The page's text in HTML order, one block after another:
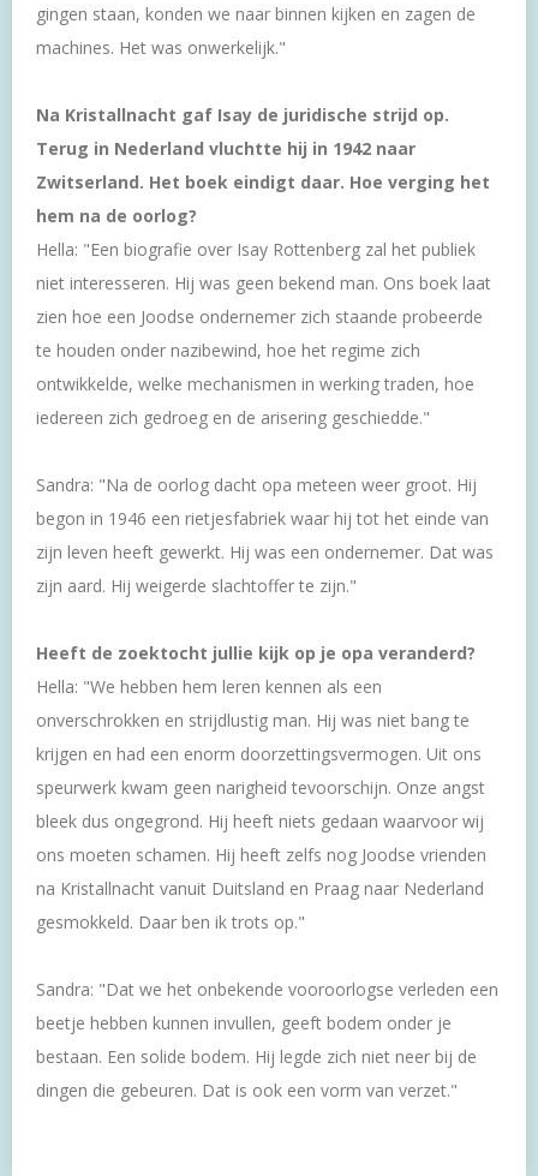
gingen staan, konden we naar binnen kijken en zagen de
machines. Het was onwerkelijk."
Na Kristallnacht gaf Isay de juridische strijd op.
Terug in Nederland vluchtte hij in 1942 naar
Zwitserland. Het boek eindigt daar. Hoe verging het
hem na de oorlog?
Hella: "Een biografie over Isay Rottenberg zal het publiek
niet interesseren. Hij was geen bekend man. Ons boek laat
zien hoe een Joodse ondernemer zich staande probeerde
te houden onder nazibewind, hoe het regime zich
ontwikkelde, welke mechanismen in werking traden, hoe
iedereen zich gedroeg en de arisering geschiedde."
Sandra: "Na de oorlog dacht opa meteen weer groot. Hij
begon in 1946 een rietjesfabriek waar hij tot het einde van
zijn leven heeft gewerkt. Hij was een ondernemer. Dat was
zijn aard. Hij weigerde slachtoffer te zijn."
Heeft de zoektocht jullie kijk op je opa veranderd?
Hella: "We hebben hem leren kennen als een
onverschrokken en strijdlustig man. Hij was niet bang te
krijgen en had een enorm doorzettingsvermogen. Uit ons
speurwerk kwam geen narigheid tevoorschijn. Onze angst
bleek dus ongegrond. Hij heeft niets gedaan waarvoor wij
ons moeten schamen. Hij heeft zelfs nog Joodse vrienden
na Kristallnacht vanuit Duitsland en Praag naar Nederland
gesmokkeld. Daar ben ik trots op."
Sandra: "Dat we het onbekende vooroorlogse verleden een
beetje hebben kunnen invullen, geeft bodem onder je
bestaan. Een solide bodem. Hij legde zich niet neer bij de
dingen die gebeuren. Dat is ook een vorm van verzet."